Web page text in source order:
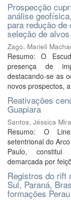
Prospecção
análise
para redução
seleção de alvos
Zago, Marieli
Resumo: O
presença de
destacando-se as
novos prospectos,
Reativações
Guapiara
Santos, Jéssica
Resumo: O
setentrional do
Paulo, constitui
demarcada por
Registros do rift
Sul, Paraná,
formações